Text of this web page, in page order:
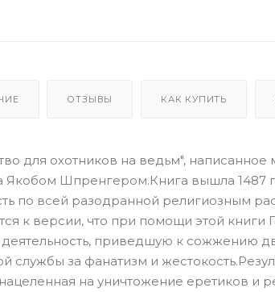
ОТЗЫВЫ КАК КУПИТЬ
для охотников на ведьм",
Якобом Шпренгером.Книга вышла 1487
по всей разодранной религиозным
к версии, что при помощи этой книги
приведшую к сожжению
за фанатизм и
на уничтожение еретиков и